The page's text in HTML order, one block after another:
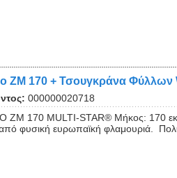
ZM 170 + Τσουγκράνα
000000020718
ZM 170 MULTI-STAR® Μήκος: 170
φυσική ευρωπαϊκή φλαμουριά.